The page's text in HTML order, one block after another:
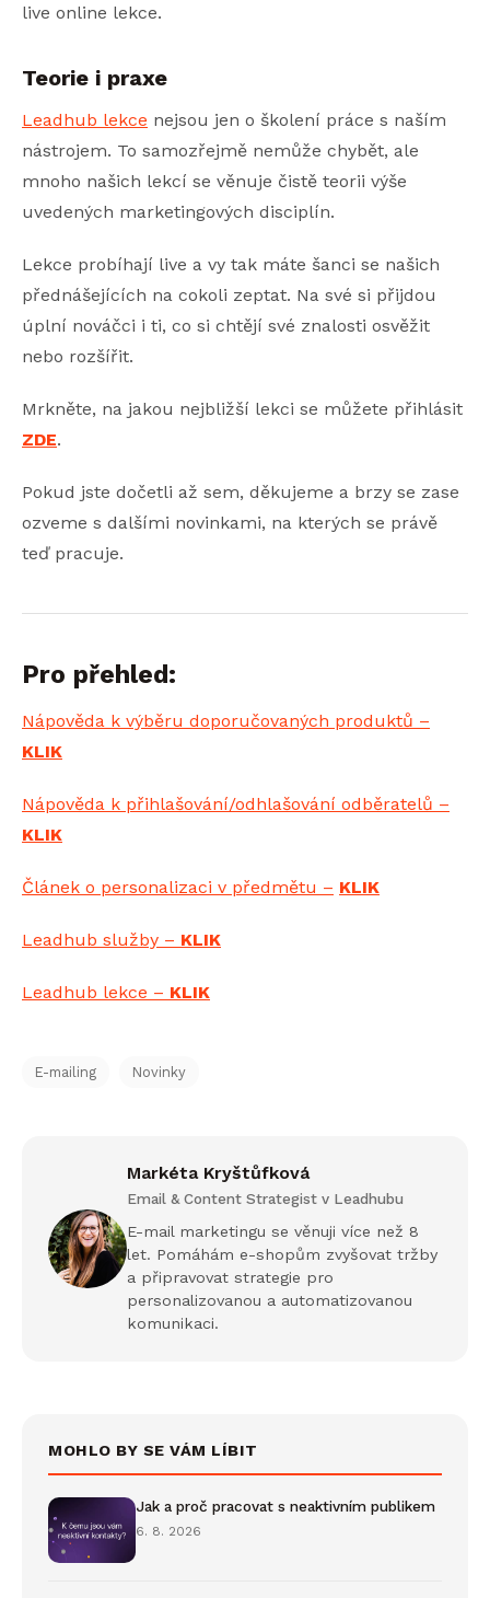
live online lekce.
Teorie i praxe
Leadhub lekce nejsou jen o školení práce s naším
nástrojem. To samozřejmě nemůže chybět, ale
mnoho našich lekcí se věnuje čistě teorii výše
uvedených marketingových disciplín.
Lekce probíhají live a vy tak máte šanci se našich
přednášejících na cokoli zeptat. Na své si přijdou
úplní nováčci i ti, co si chtějí své znalosti osvěžit
nebo rozšířit.
Mrkněte, na jakou nejbližší lekci se můžete přihlásit
ZDE.
Pokud jste dočetli až sem, děkujeme a brzy se zase
ozveme s dalšími novinkami, na kterých se právě
teď pracuje.
Pro přehled:
Nápověda k výběru doporučovaných produktů –
KLIK
Nápověda k přihlašování/odhlašování odběratelů –
KLIK
Článek o personalizaci v předmětu – KLIK
Leadhub služby – KLIK
Leadhub lekce – KLIK
E-mailing Novinky
Markéta Kryštůfková
Email & Content Strategist v Leadhubu
E-mail marketingu se věnuji více než 8
let. Pomáhám e-shopům zvyšovat tržby
a připravovat strategie pro
personalizovanou a automatizovanou
komunikaci.
MOHLO BY SE VÁM LÍBIT
Jak a proč pracovat s neaktivním publikem
6. 8. 2026